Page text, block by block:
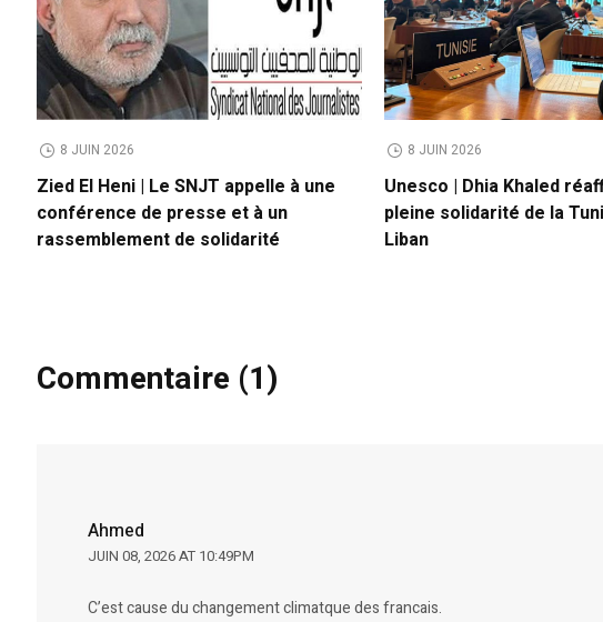
8 JUIN 2026
Zied El Heni | Le SNJT appelle à une
conférence de presse et à un
rassemblement de solidarité
8 JUIN 2026
Unesco | Dhia Khaled
pleine solidarité de la
Liban
Commentaire (1)
Ahmed
JUIN 08, 2026 AT 10:49PM
C’est cause du changement climatque des francais.